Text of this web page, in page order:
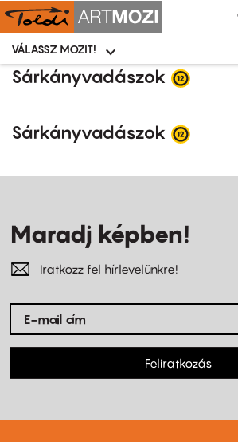
Ugrás
Moziválasztó
menü
VÁLASSZ MOZIT!
Sárkányvadászok
Sárkányvadászok
Maradj képben!
Iratkozz fel hírlevelünkre!
Feliratkozás